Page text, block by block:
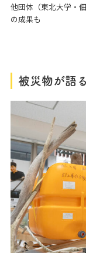
他団体（東北大学・
の成果も
被災物が語